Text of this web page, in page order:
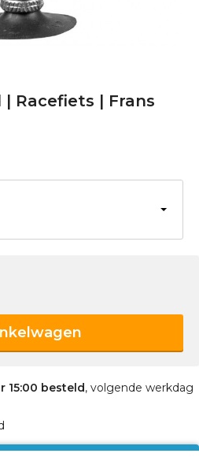
| Racefiets | Frans
15:00 besteld, volgende werkdag